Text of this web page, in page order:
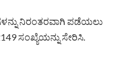
ನಿರಂತರವಾಗಿ ಪಡೆಯಲು
ಸಂಖ್ಯೆಯನ್ನು ಸೇರಿಸಿ.